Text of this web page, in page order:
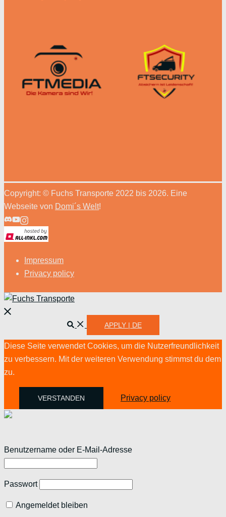
Copyright: © Fuchs Transporte 2022 bis 2026. Eine
Webseite von Domi´s Welt!
Impressum
Privacy policy
Menü
Suche APPLY | DE
Diese Seite verwendet Cookies, um die Nutzerfreundlichkeit
zu verbessern. Mit der weiteren Verwendung stimmst du dem
zu.
VERSTANDEN Privacy policy
Benutzername oder E-Mail-Adresse
Passwort
Angemeldet bleiben